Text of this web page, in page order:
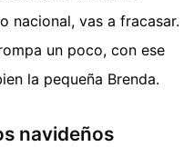
nacional, vas a fracasar.
un poco, con ese
la pequeña Brenda.
navideños